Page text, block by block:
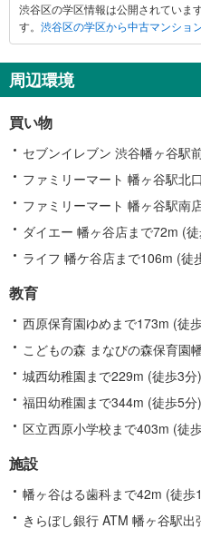
渋谷区の学区情報は公開されていま
す。 渋谷区の学区から中古マンショ
周辺環境
買い物
セブンイレブン 渋谷幡ヶ谷駅
ファミリーマート 幡ヶ谷駅北
ファミリーマート 幡ヶ谷駅南
ダイエー 幡ヶ谷店まで72m (
ライフ 幡ケ谷店まで106m (徒
教育
西原保育園ゆめまで173m (徒
こどもの森 まなびの森保育園
城西幼稚園まで229m (徒歩3分)
福田幼稚園まで344m (徒歩5分)
区立西原小学校まで403m (徒
施設
幡ヶ谷はる歯科まで42m (徒歩
きらぼし銀行 ATM 幡ヶ谷駅